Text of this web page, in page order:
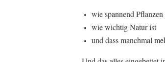
wie spannend
wie wichtig Natur ist
und dass manchmal